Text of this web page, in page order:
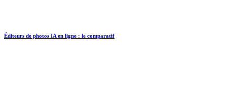
Éditeurs de photos IA en ligne : le comparatif